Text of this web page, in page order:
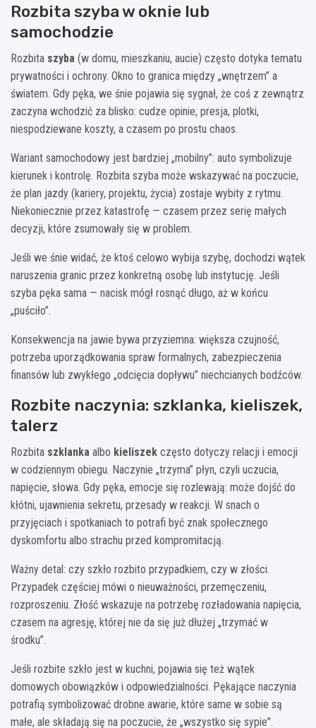
Rozbita szyba w oknie lub
samochodzie
Rozbita szyba (w domu, mieszkaniu, aucie) często dotyka tematu
prywatności i ochrony. Okno to granica między „wnętrzem” a
światem. Gdy pęka, we śnie pojawia się sygnał, że coś z zewnątrz
zaczyna wchodzić za blisko: cudze opinie, presja, plotki,
niespodziewane koszty, a czasem po prostu chaos.
Wariant samochodowy jest bardziej „mobilny”: auto symbolizuje
kierunek i kontrolę. Rozbita szyba może wskazywać na poczucie,
że plan jazdy (kariery, projektu, życia) zostaje wybity z rytmu.
Niekoniecznie przez katastrofę — czasem przez serię małych
decyzji, które zsumowały się w problem.
Jeśli we śnie widać, że ktoś celowo wybija szybę, dochodzi wątek
naruszenia granic przez konkretną osobę lub instytucję. Jeśli
szyba pęka sama — nacisk mógł rosnąć długo, aż w końcu
„puściło”.
Konsekwencja na jawie bywa przyziemna: większa czujność,
potrzeba uporządkowania spraw formalnych, zabezpieczenia
finansów lub zwykłego „odcięcia dopływu” niechcianych bodźców.
Rozbite naczynia: szklanka, kieliszek,
talerz
Rozbita szklanka albo kieliszek często dotyczy relacji i emocji
w codziennym obiegu. Naczynie „trzyma” płyn, czyli uczucia,
napięcie, słowa. Gdy pęka, emocje się rozlewają: może dojść do
kłótni, ujawnienia sekretu, przesady w reakcji. W snach o
przyjęciach i spotkaniach to potrafi być znak społecznego
dyskomfortu albo strachu przed kompromitacją.
Ważny detal: czy szkło rozbito przypadkiem, czy w złości.
Przypadek częściej mówi o nieuważności, przemęczeniu,
rozproszeniu. Złość wskazuje na potrzebę rozładowania napięcia,
czasem na agresję, której nie da się już dłużej „trzymać w
środku”.
Jeśli rozbite szkło jest w kuchni, pojawia się też wątek
domowych obowiązków i odpowiedzialności. Pękające naczynia
potrafią symbolizować drobne awarie, które same w sobie są
małe, ale składają się na poczucie, że „wszystko się sypie”.